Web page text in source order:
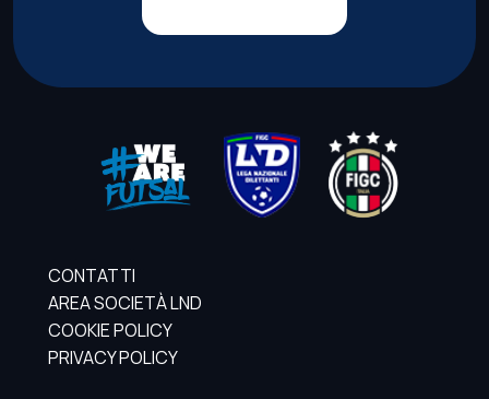
CONTATTI
AREA SOCIETÀ LND
COOKIE POLICY
PRIVACY POLICY